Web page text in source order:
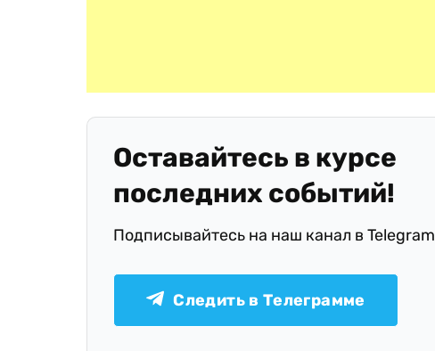
Оставайтесь в курсе
последних событий!
Подписывайтесь на наш канал в Telegram
Следить в Телеграмме